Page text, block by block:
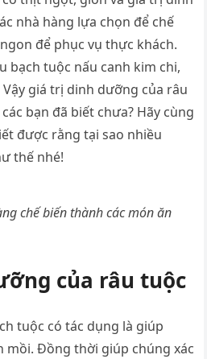
nhà hàng lựa chọn để chế
để phục vụ thực khách.
bạch tuộc nấu canh kim chi,
giá trị dinh dưỡng của râu
bạn đã biết chưa? Hãy cùng
được rằng tại sao nhiều
thế nhé!
chế biến thành các món ăn
của râu tuộc
tuộc có tác dụng là giúp
mồi. Đồng thời giúp chúng xác